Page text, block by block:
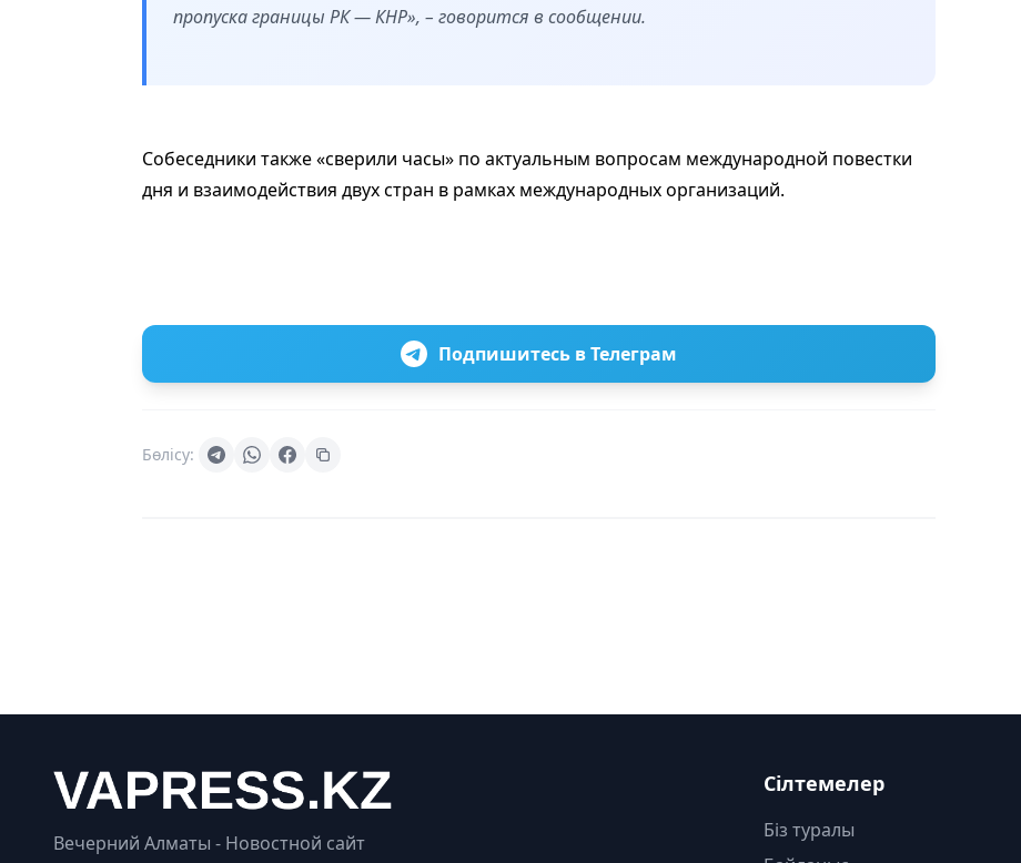
пропуска границы РК — КНР», – говорится в сообщении.
Собеседники также «сверили часы» по актуальным вопросам международной повестки
дня и взаимодействия двух стран в рамках международных организаций.
Подпишитесь в Телеграм
Бөлісу:
Вечерний Алматы - Новостной сайт
Сілтемелер
Біз туралы